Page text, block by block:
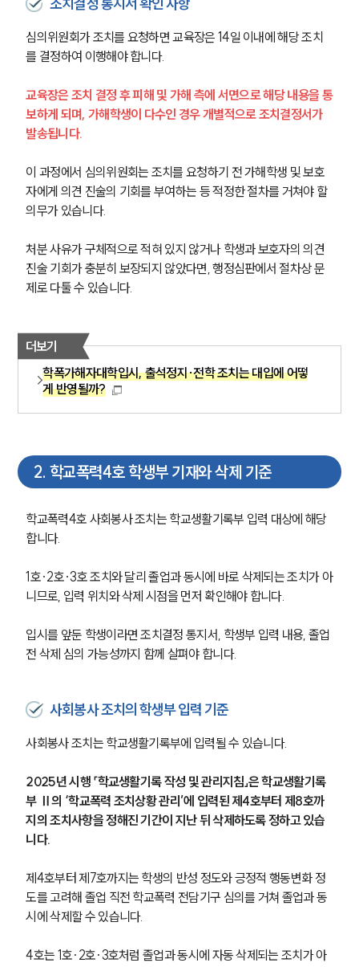
심의위원회가 조치를 요청하면 교육장은 14일 이내에 해당 조치
를 결정하여 이행해야 합니다.
교육장은 조치 결정 후 피해 및 가해 측에 서면으로 해당 내용을 통
보하게 되며, 가해학생이 다수인 경우 개별적으로 조치결정서가
발송됩니다.
이 과정에서 심의위원회는 조치를 요청하기 전 가해학생 및 보호
자에게 의견 진술의 기회를 부여하는 등 적정한 절차를 거쳐야 할
의무가 있습니다.
처분 사유가 구체적으로 적혀 있지 않거나 학생과 보호자의 의견
진술 기회가 충분히 보장되지 않았다면, 행정심판에서 절차상 문
제로 다툴 수 있습니다.
더보기
학폭가해자대학입시, 출석정지·전학 조치는 대입에 어떻
게 반영될까?
2. 학교폭력4호 학생부 기재와 삭제 기준
학교폭력4호 사회봉사 조치는 학교생활기록부 입력 대상에 해당
합니다.
1호·2호·3호 조치와 달리 졸업과 동시에 바로 삭제되는 조치가 아
니므로, 입력 위치와 삭제 시점을 먼저 확인해야 합니다.
입시를 앞둔 학생이라면 조치결정 통지서, 학생부 입력 내용, 졸업
전 삭제 심의 가능성까지 함께 살펴야 합니다.
사회봉사 조치의 학생부 입력 기준
사회봉사 조치는 학교생활기록부에 입력될 수 있습니다.
2025년 시행 「학교생활기록 작성 및 관리지침」은 학교생활기록
부 Ⅱ의 ‘학교폭력 조치상황 관리’에 입력된 제4호부터 제8호까
지의 조치사항을 정해진 기간이 지난 뒤 삭제하도록 정하고 있습
니다.
제4호부터 제7호까지는 학생의 반성 정도와 긍정적 행동변화 정
도를 고려해 졸업 직전 학교폭력 전담기구 심의를 거쳐 졸업과 동
시에 삭제할 수 있습니다.
4호는 1호·2호·3호처럼 졸업과 동시에 자동 삭제되는 조치가 아